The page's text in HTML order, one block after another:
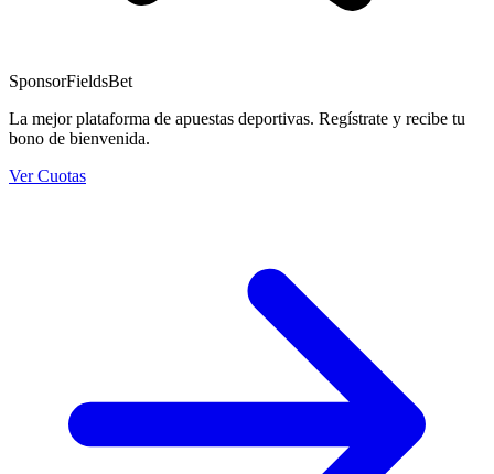
SponsorFieldsBet
La mejor plataforma de apuestas deportivas. Regístrate y recibe tu
bono de bienvenida.
Ver Cuotas